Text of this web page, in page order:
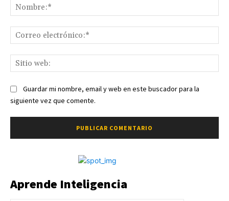
Guardar mi nombre, email y web en este buscador para la
siguiente vez que comente.
Aprende Inteligencia